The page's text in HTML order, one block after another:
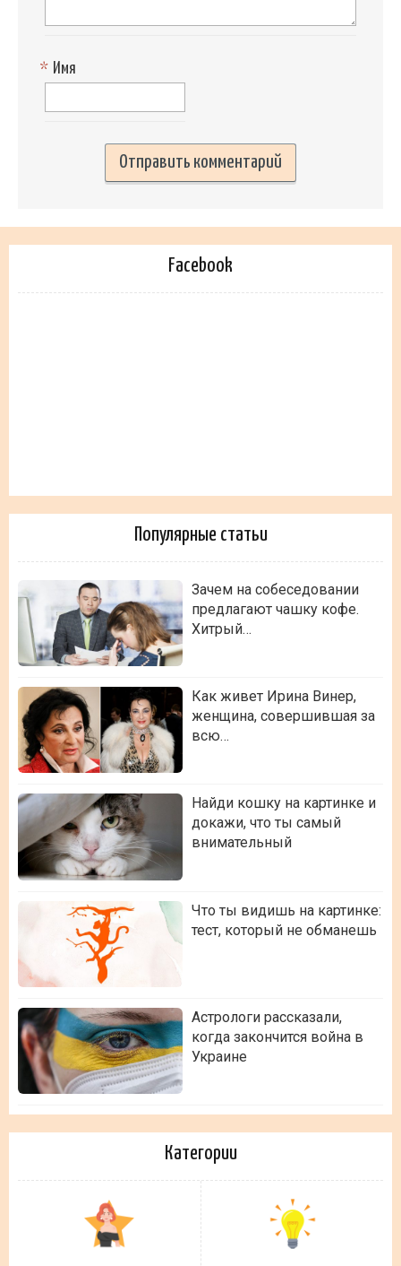
Имя
*
Facebook
Популярные статьи
Зачем на собеседовании
предлагают чашку кофе.
Хитрый…
Как живет Ирина Винер,
женщина, совершившая за
всю…
Найди кошку на картинке и
докажи, что ты самый
внимательный
Что ты видишь на картинке:
тест, который не обманешь
Астрологи рассказали,
когда закончится война в
Украине
Категории